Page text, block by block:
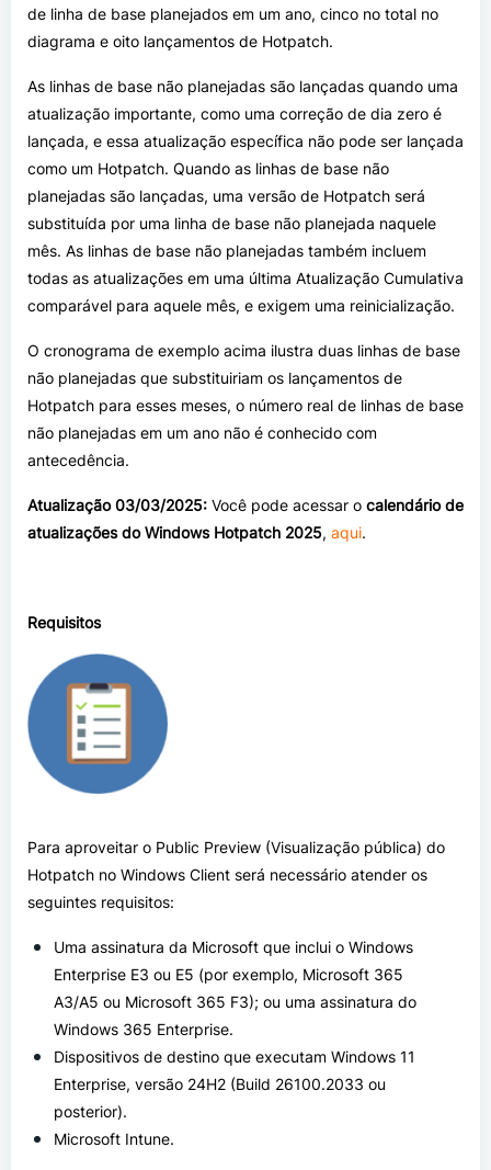
de linha de base planejados em um ano, cinco no total no
diagrama e oito lançamentos de Hotpatch.
As linhas de base não planejadas são lançadas quando uma
atualização importante, como uma correção de dia zero é
lançada, e essa atualização específica não pode ser lançada
como um Hotpatch. Quando as linhas de base não
planejadas são lançadas, uma versão de Hotpatch será
substituída por uma linha de base não planejada naquele
mês. As linhas de base não planejadas também incluem
todas as atualizações em uma última Atualização Cumulativa
comparável para aquele mês, e exigem uma reinicialização.
O cronograma de exemplo acima ilustra duas linhas de base
não planejadas que substituiriam os lançamentos de
Hotpatch para esses meses, o número real de linhas de base
não planejadas em um ano não é conhecido com
antecedência.
Atualização 03/03/2025: Você pode acessar o calendário de
atualizações do WindowsHotpatch 2025, aqui.
Requisitos
Para aproveitar o Public Preview (Visualização pública) do
Hotpatch no Windows Client será necessário atender os
seguintes requisitos:
Uma assinatura da Microsoft que inclui o Windows
Enterprise E3 ou E5 (por exemplo, Microsoft 365
A3/A5 ou Microsoft 365 F3); ou uma assinatura do
Windows 365 Enterprise.
Dispositivos de destino que executam Windows 11
Enterprise, versão 24H2 (Build 26100.2033 ou
posterior).
Microsoft Intune.